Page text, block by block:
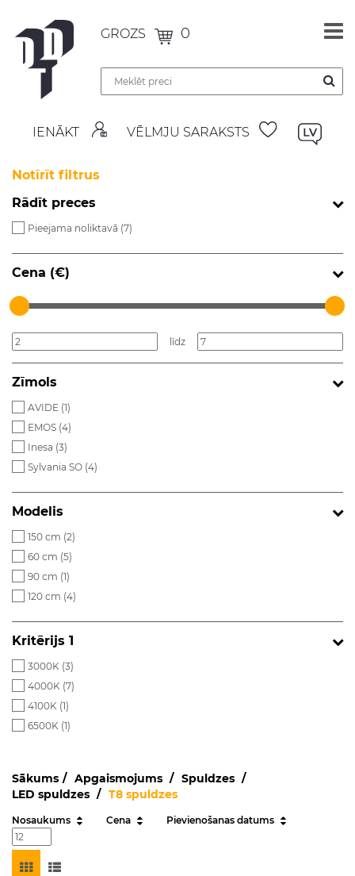
GROZS 0
IENĀKT VĒLMJU SARAKSTS
Notīrīt filtrus
Rādīt preces
Pieejama noliktavā (7)
Cena (€)
līdz
Zīmols
AVIDE (1)
EMOS (4)
Inesa (3)
Sylvania SO (4)
Modelis
150 cm (2)
60 cm (5)
90 cm (1)
120 cm (4)
Kritērijs 1
3000K (3)
4000K (7)
4100K (1)
6500K (1)
Sākums Apgaismojums
Spuldzes
LED spuldzes
T8 spuldzes
Nosaukums Cena Pievienošanas datums